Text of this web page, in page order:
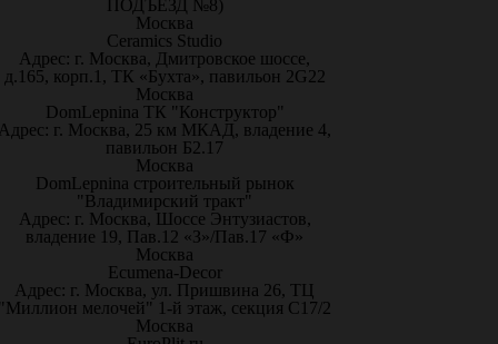
ПОДЪЕЗД №8)
Москва
Ceramics Studio
Адрес: г. Москва, Дмитровское шоссе,
д.165, корп.1, ТК «Бухта», павильон 2G22
Москва
DomLepnina ТК "Конструктор"
г. Москва, 25 км МКАД, владение 4,
павильон Б2.17
Москва
DomLepnina строительный рынок
"Владимирский тракт"
Адрес: г. Москва, Шоссе Энтузиастов,
владение 19, Пав.12 «З»/Пав.17 «Ф»
Москва
Ecumena-Decor
Адрес: г. Москва, ул. Пришвина 26, ТЦ
мелочей" 1-й этаж, секция С17/2
Москва